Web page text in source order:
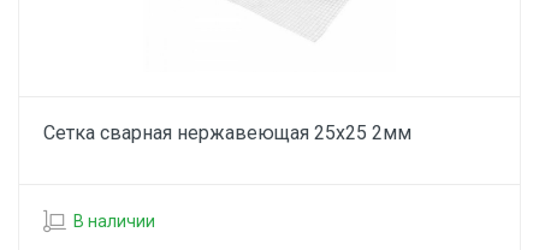
Сетка сварная нержавеющая 25х25 2мм
В наличии